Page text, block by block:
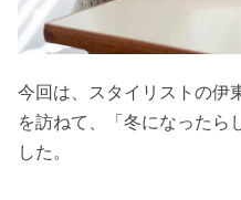
今回は、スタイリストの伊
を訪ねて、「冬になったら
した。